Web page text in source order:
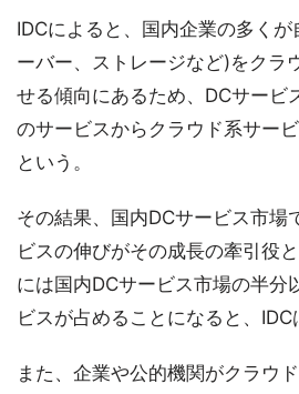
IDCによると、国内企業の多く
ーバー、ストレージなど)をクラ
せる傾向にあるため、DCサービ
のサービスからクラウド系サー
という。
その結果、国内DCサービス市場
ビスの伸びがその成長の牽引役
には国内DCサービス市場の半分
ビスが占めることになると、IDC
また、企業や公的機関がクラウ